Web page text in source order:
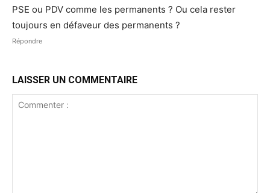
PSE ou PDV comme les permanents ? Ou cela rester
toujours en défaveur des permanents ?
Répondre
LAISSER UN COMMENTAIRE